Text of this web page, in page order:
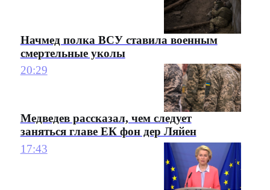
Начмед полка ВСУ ставила военным
смертельные уколы
20:29
Медведев рассказал, чем следует
заняться главе ЕК фон дер Ляйен
17:43